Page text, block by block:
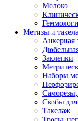
Молоко
Метизы и
Анкерная
Заклепки
Наборы
Скобы для
Такелаж
Тросы,